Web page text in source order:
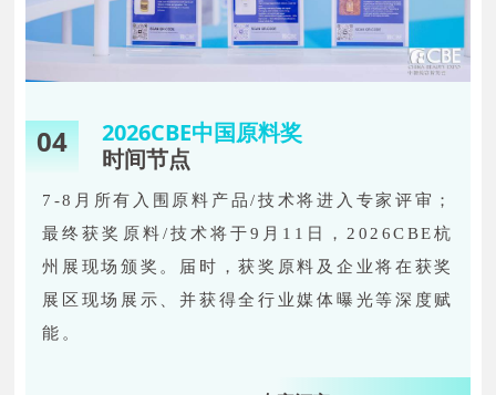
04
2026CBE中国原料奖
时间节点
7-8月所有入围原料产品/技术将进入专家评审；
最终获奖原料/技术将于9月11日，2026CBE杭
州展现场颁奖。届时，获奖原料及企业将在获奖
展区现场展示、并获得全行业媒体曝光等深度赋
能。